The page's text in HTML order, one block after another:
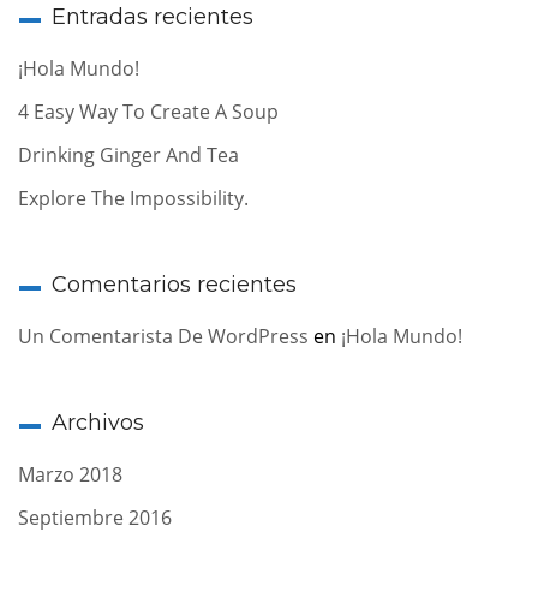
Entradas recientes
¡Hola Mundo!
4 Easy Way To Create A Soup
Drinking Ginger And Tea
Explore The Impossibility.
Comentarios recientes
Un Comentarista De WordPress en ¡Hola Mundo!
Archivos
Marzo 2018
Septiembre 2016